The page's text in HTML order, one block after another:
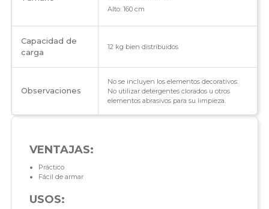
Alto: 160 cm
Capacidad de
carga
12 kg bien distribuidos
Observaciones
No se incluyen los elementos decorativos.
No utilizar detergentes clorados u otros
elementos abrasivos para su limpieza.
VENTAJAS:
Práctico
Fácil de armar
USOS: